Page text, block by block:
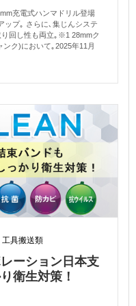
充電式ハンマドリル登場
ップ｡ さらに､集じんシステ
回し性も両立｡※1 28mmク
ク)において｡2025年11月
工具搬送類
ーション日本支
衛生対策！